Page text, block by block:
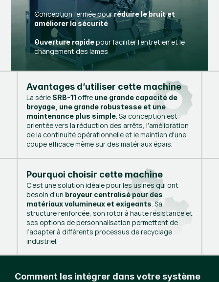
Conception fermée pourréduire le bruit et
améliorer la sécurité
Ouverture rapidepour faciliter l'entretien et le
changement des lames
Comment les intégrer dans votre système
Avantages d’utiliser cette machine
La série SRB-11 offre une grande capacité de
broyage, une grande robustesse et une
maintenance plus simple. Sa conception est
orientée vers la réduction des arrêts, l'amélioration
de la continuité opérationnelle et le maintien d'une
coupe efficace même sur des matériaux épais.
Pourquoi choisir cette machine
C’est une solution idéale pour les usines qui ont
besoin d’un broyeur centralisé pour des
matériaux volumineux et exigeants. Sa
structure renforcée, son rotor à haute résistance et
ses options de personnalisation permettent de
l’adapter à différents processus de recyclage
industriel.